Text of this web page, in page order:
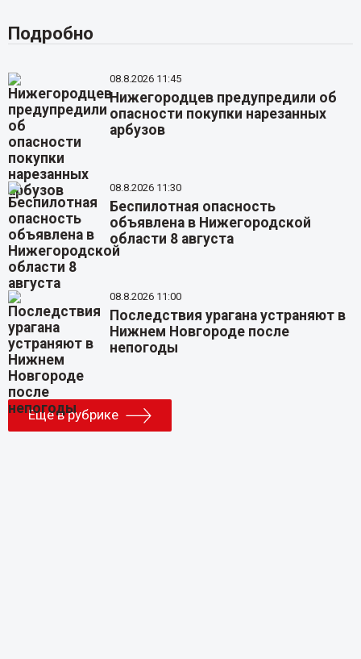
Подробно
08.8.2026 11:45
Нижегородцев предупредили об
опасности покупки нарезанных
арбузов
08.8.2026 11:30
Беспилотная опасность
объявлена в Нижегородской
области 8 августа
08.8.2026 11:00
Последствия урагана устраняют в
Нижнем Новгороде после
непогоды
Еще в рубрике